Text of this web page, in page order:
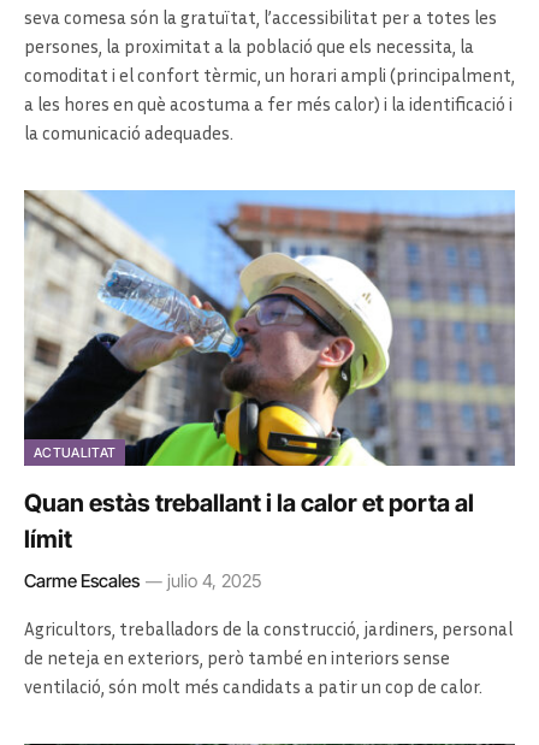
seva comesa són la gratuïtat, l’accessibilitat per a totes les
persones, la proximitat a la població que els necessita, la
comoditat i el confort tèrmic, un horari ampli (principalment,
a les hores en què acostuma a fer més calor) i la identificació i
la comunicació adequades.
ACTUALITAT
Quan estàs treballant i la calor et porta al
límit
Carme Escales julio 4, 2025
Agricultors, treballadors de la construcció, jardiners, personal
de neteja en exteriors, però també en interiors sense
ventilació, són molt més candidats a patir un cop de calor.